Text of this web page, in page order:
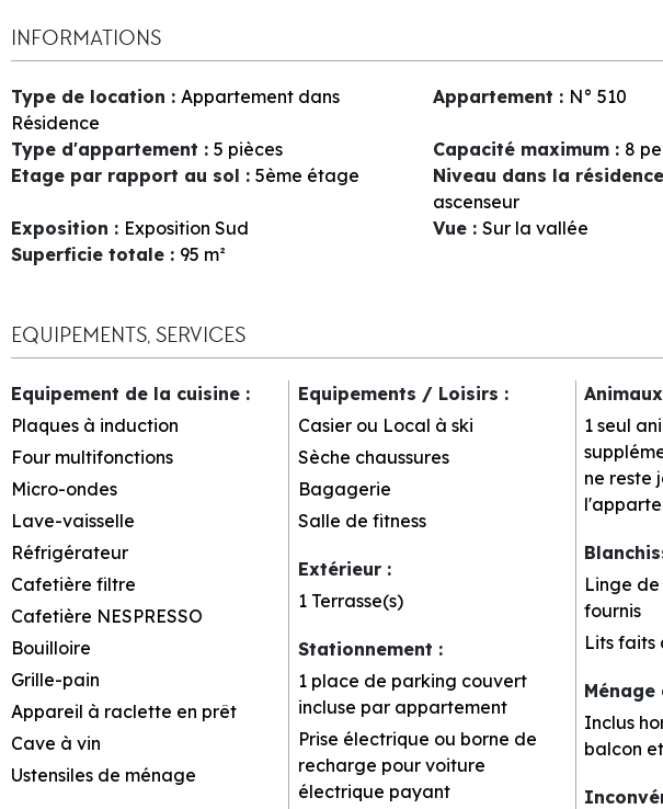
INFORMATIONS
Type de location : Appartement dans
Résidence
Appartement : N° 510
Type d'appartement : 5 pièces Capacité maximum : 8
Etage par rapport au sol : 5ème étage Niveau dans la résidence
ascenseur
Exposition : Exposition Sud Vue : Sur la vallée
Superficie totale : 95 m²
EQUIPEMENTS, SERVICES
Equipement de la cuisine :
Plaques à induction
Four multifonctions
Micro-ondes
Lave-vaisselle
Réfrigérateur
Cafetière filtre
Cafetière NESPRESSO
Bouilloire
Grille-pain
Appareil à raclette en prêt
Cave à vin
Ustensiles de ménage
Equipements / Loisirs :
Casier ou Local à ski
Sèche chaussures
Bagagerie
Salle de fitness
Extérieur :
1 Terrasse(s)
Stationnement :
1 place de parking couvert
incluse par appartement
Prise électrique ou borne de
recharge pour voiture
électrique payant
Animaux
1 seul
ne reste
Linge
fournis
Lits faits
Inclus
balcon